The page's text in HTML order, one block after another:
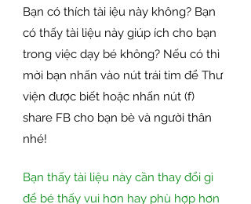
Bạn có thích tài iệu này không? Bạn
có thấy tài liệu này giúp ích cho bạn
trong việc dạy bé không? Nếu có thì
mời bạn nhấn vào nút trái tim để Thư
viện được biết hoặc nhấn nút (f)
share FB cho bạn bè và người thân
nhé!
Bạn thấy tài liệu này cần thay đổi gì
để bé thấy vui hơn hay phù hợp hơn